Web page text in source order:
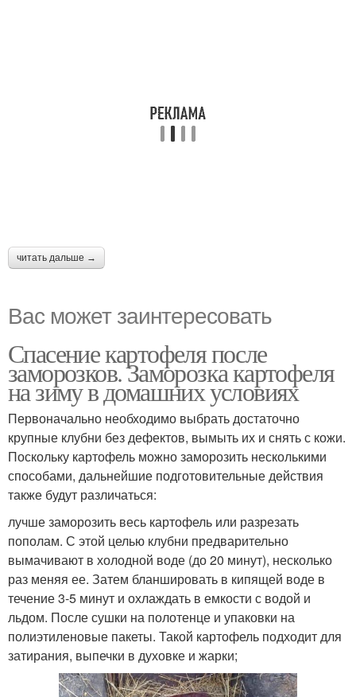
читать дальше →
Вас может заинтересовать
Спасение картофеля после
заморозков. Заморозка картофеля
на зиму в домашних условиях
Первоначально необходимо выбрать достаточно
крупные клубни без дефектов, вымыть их и снять с кожи.
Поскольку картофель можно заморозить несколькими
способами, дальнейшие подготовительные действия
также будут различаться:
лучше заморозить весь картофель или разрезать
пополам. С этой целью клубни предварительно
вымачивают в холодной воде (до 20 минут), несколько
раз меняя ее. Затем бланшировать в кипящей воде в
течение 3-5 минут и охлаждать в емкости с водой и
льдом. После сушки на полотенце и упаковки на
полиэтиленовые пакеты. Такой картофель подходит для
затирания, выпечки в духовке и жарки;